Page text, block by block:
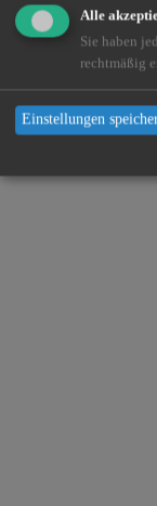
Alle
Sie haben
rechtmäßig
Einstellungen